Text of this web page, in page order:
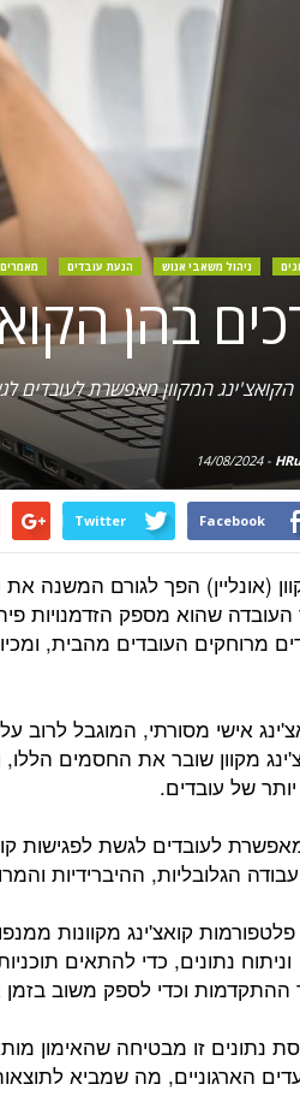
ניהול משאבי אנוש הנעת עובדים
המקוון מאפשרת לעובדים
-
14/08/2024
Facebook
Twitter
(אונליין) הפך לגורם המשנה
העובדה שהוא מספק הזדמנויות
מרוחקים העובדים מהבית,
אישי מסורתי, המוגבל לרוב
מקוון שובר את החסמים הללו,
של עובדים.
לעובדים לגשת לפגישות
הגלובליות, ההיברידיות
קואצ'ינג מקוונות
נתונים, כדי להתאים
ההתקדמות וכדי לספק משוב
נתונים זו מבטיחה שהאימון
הארגוניים, מה שמביא